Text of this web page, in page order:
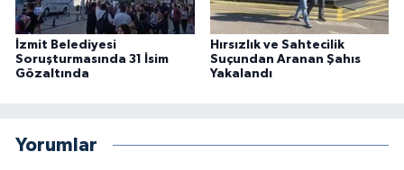
İzmit Belediyesi
Soruşturmasında 31 İsim
Gözaltında
Hırsızlık ve Sahtecilik
Suçundan Aranan Şahıs
Yakalandı
Yorumlar